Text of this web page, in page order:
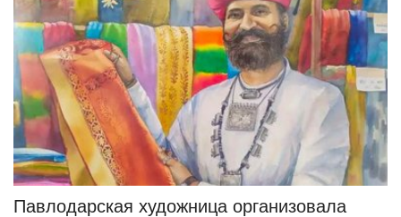
Павлодарская художница организовала